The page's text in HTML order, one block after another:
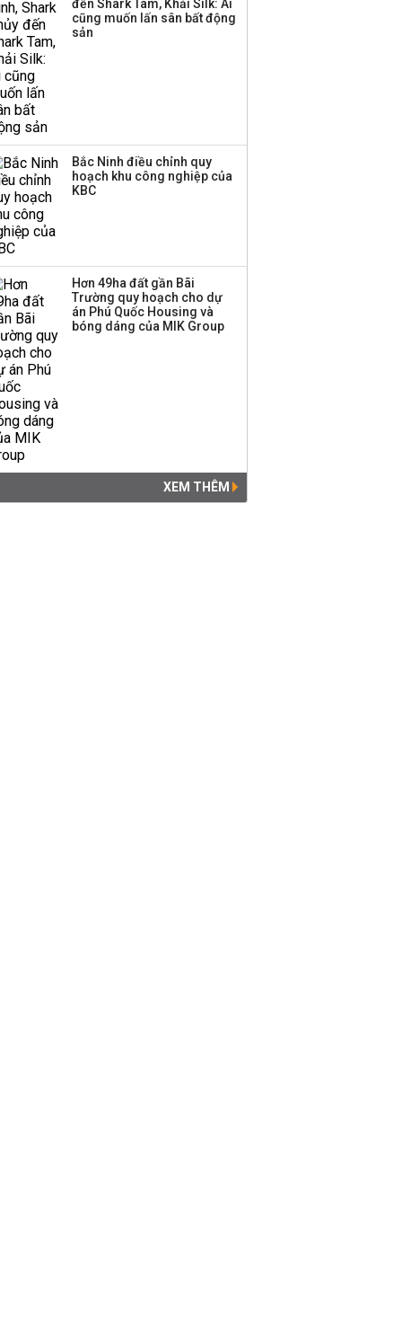
đến Shark Tam, Khải Silk: Ai
cũng muốn lấn sân bất động
sản
Bắc Ninh điều chỉnh quy
hoạch khu công nghiệp của
KBC
Hơn 49ha đất gần Bãi
Trường quy hoạch cho dự
án Phú Quốc Housing và
bóng dáng của MIK Group
XEM THÊM